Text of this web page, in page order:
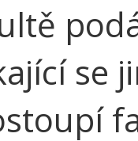
se